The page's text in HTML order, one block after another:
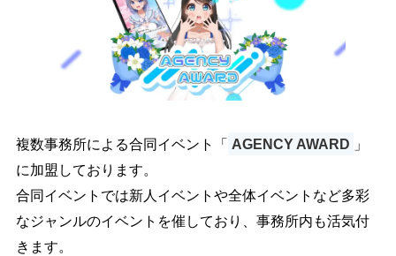
複数事務所による合同イベント「 AGENCY AWARD 」
に加盟しております。
合同イベントでは新人イベントや全体イベントなど多彩
なジャンルのイベントを催しており、事務所内も活気付
きます。